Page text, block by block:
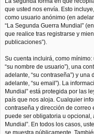
que usted nos envía. Esto
como usuario anónimo (en
“La Segunda Guerra Mundial”
que realice tras registrarse y
publicaciones”).
Su cuenta incluirá, como
“su nombre de usuario”), una
adelante, “su contraseña”) y
adelante, “su email”). La
Mundial” está protegida por las
país que nos aloja. Cualquier
contraseña y dirección de
puede ser obligatoria u opcional,
Mundial”. En todos los casos,
se muestra públicamente.